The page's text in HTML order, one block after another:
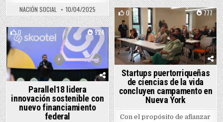
NACIÓN SOCIAL 10/04/2025 0 777
Posted in
Startups puertorriqueñas
de ciencias de la vida
concluyen campamento en
Nueva York
Con el propósito de afianzar
0 924
Posted in
Parallel18 lidera
innovación sostenible con
nuevo financiamiento
federal